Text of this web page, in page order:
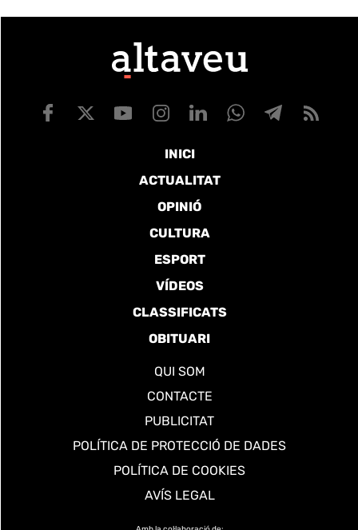
INICI
ACTUALITAT
OPINIÓ
CULTURA
ESPORT
VÍDEOS
CLASSIFICATS
OBITUARI
QUI SOM
CONTACTE
PUBLICITAT
POLÍTICA DE PROTECCIÓ DE DADES
POLÍTICA DE COOKIES
AVÍS LEGAL